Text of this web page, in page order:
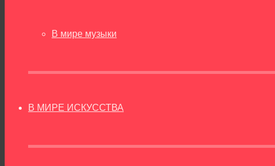
В мире музыки
В МИРЕ ИСКУССТВА